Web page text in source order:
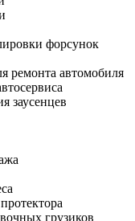
форсунок
ремонта автомобиля
заусенцев
грузиков